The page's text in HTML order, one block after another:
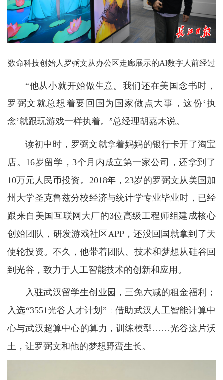
数命科技创始人罗弼文从办公区走廊展示的Al数字人前经过
“他从小就开始做生意。我们还在美国念书时，
罗弼文就总想着要回国为国家做点大事，这份‘执
念’就跟玩游戏一样执着。”总经理胡嘉木说。
读初中时，罗弼文就拿着妈妈的银行卡开了淘宝
店。16岁留学，3个月内成立第一家公司，还拿到了
10万元人民币投资。2018年，23岁的罗弼文从美国加
州大学圣克鲁兹分校经济与统计学专业毕业时，已经
跟来自美国互联网大厂的3位高级工程师组建成核心
创始团队，研发游戏社区APP，还没回国就拿到了天
使轮投资。不久，他带着团队、技术和梦想从硅谷回
到光谷，致力于人工智能技术的创新和应用。
入驻武汉留学生创业园，三免六减的租金福利；
入选“3551光谷人才计划”；借助武汉人工智能计算中
心与武汉超算中心的算力，训练模型……光谷这片沃
土，让罗弼文和他的梦想野蛮生长。